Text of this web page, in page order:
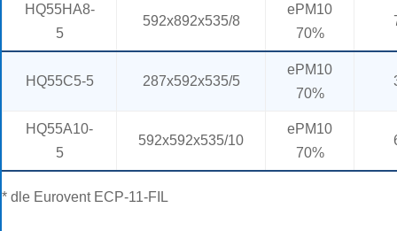
HQ55HA8-
5
592x892x535/8
ePM10
70%
HQ55C5-5 287x592x535/5
ePM10
70%
HQ55A10-
5
592x592x535/10
ePM10
70%
* dle Eurovent ECP-11-FIL